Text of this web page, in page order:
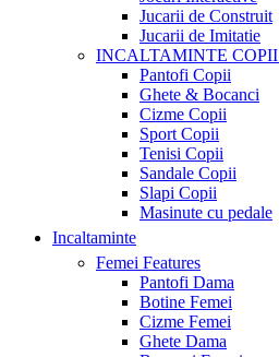
Jucarii de Construit
Jucarii de Imitatie
INCALTAMINTE COPII
Pantofi Copii
Ghete & Bocanci
Cizme Copii
Sport Copii
Tenisi Copii
Sandale Copii
Slapi Copii
Masinute cu pedale
Incaltaminte
Femei Features
Pantofi Dama
Botine Femei
Cizme Femei
Ghete Dama